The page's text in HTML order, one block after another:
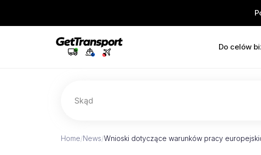
Do celów
Skąd
Home/News/Wnioski dotyczące warunków pracy